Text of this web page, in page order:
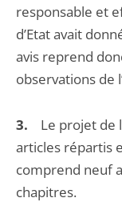
responsable et
d’Etat avait
avis reprend
observations de
3.
Le projet de
articles répartis
comprend neuf
chapitres.